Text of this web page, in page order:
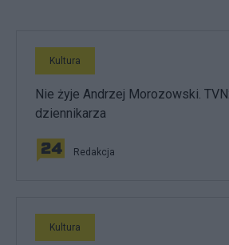
Kultura
Nie żyje Andrzej Morozowski.
dziennikarza
Redakcja
Kultura